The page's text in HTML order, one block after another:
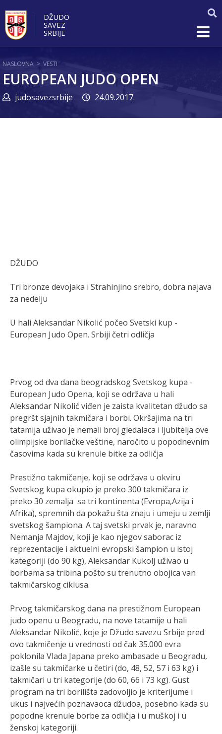
DŽUDO
SAVEZ
SRBIJE
NASLOVNA > VESTI
EUROPEAN JUDO OPEN
judosavezsrbije 24.09.2017.
DŽUDO
Tri bronze devojaka i Strahinjino srebro, dobra najava
za nedelju
U hali Aleksandar Nikolić počeo Svetski kup -
European Judo Open. Srbiji četri odličja
Prvog od dva dana beogradskog Svetskog kupa -
European Judo Opena, koji se održava u hali
Aleksandar Nikolić viđen je zaista kvalitetan džudo sa
pregršt sjajnih takmičara i borbi. Okršajima na tri
tatamija uživao je nemali broj gledalaca i ljubitelja ove
olimpijske borilačke veštine, naročito u popodnevnim
časovima kada su krenule bitke za odličja
Prestižno takmičenje, koji se održava u okviru
Svetskog kupa okupio je preko 300 takmičara iz
preko 30 zemalja sa tri kontinenta (Evropa,Azija i
Afrika), spremnih da pokažu šta znaju i umeju u zemlji
svetskog šampiona. A taj svetski prvak je, naravno
Nemanja Majdov, koji je kao njegov saborac iz
reprezentacije i aktuelni evropski šampion u istoj
kategoriji (do 90 kg), Aleksandar Kukolj uživao u
borbama sa tribina pošto su trenutno obojica van
takmičarskog ciklusa.
Prvog takmičarskog dana na prestižnom European
judo openu u Beogradu, na nove tatamije u hali
Aleksandar Nikolić, koje je Džudo savezu Srbije pred
ovo takmičenje u vrednosti od čak 35.000 evra
poklonila Vlada Japana preko ambasade u Beogradu,
izašle su takmičarke u četiri (do, 48, 52, 57 i 63 kg) i
takmičari u tri kategorije (do 60, 66 i 73 kg). Gust
program na tri borilišta zadovoljio je kriterijume i
ukus i najvećih poznavaoca džudoa, posebno kada su
popodne krenule borbe za odličja i u muškoj i u
ženskoj kategoriji.